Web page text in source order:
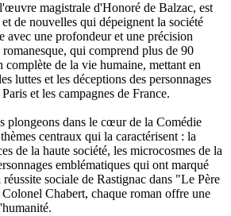
magistrale d'Honoré de Balzac, est
de nouvelles qui dépeignent la société
avec une profondeur et une précision
qui comprend plus de 90
de la vie humaine, mettant en
luttes et les déceptions des personnages
et les campagnes de France.
plongeons dans le cœur de la Comédie
centraux qui la caractérisent : la
de la haute société, les microcosmes de la
emblématiques qui ont marqué
sociale de Rastignac dans "Le Père
Chabert, chaque roman offre une